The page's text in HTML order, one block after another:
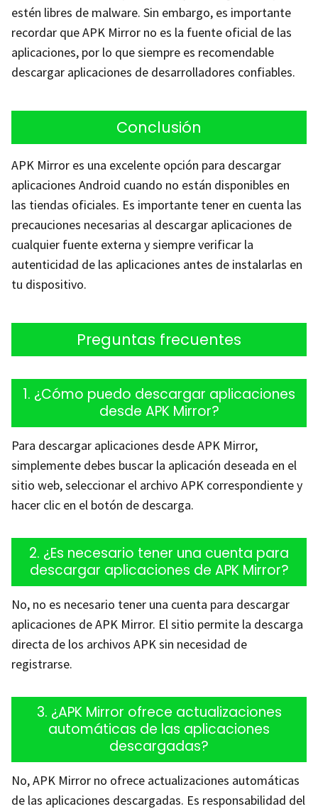
estén libres de malware. Sin embargo, es importante
recordar que APK Mirror no es la fuente oficial de las
aplicaciones, por lo que siempre es recomendable
descargar aplicaciones de desarrolladores confiables.
Conclusión
APK Mirror es una excelente opción para descargar
aplicaciones Android cuando no están disponibles en
las tiendas oficiales. Es importante tener en cuenta las
precauciones necesarias al descargar aplicaciones de
cualquier fuente externa y siempre verificar la
autenticidad de las aplicaciones antes de instalarlas en
tu dispositivo.
Preguntas frecuentes
1. ¿Cómo puedo descargar aplicaciones
desde APK Mirror?
Para descargar aplicaciones desde APK Mirror,
simplemente debes buscar la aplicación deseada en el
sitio web, seleccionar el archivo APK correspondiente y
hacer clic en el botón de descarga.
2. ¿Es necesario tener una cuenta para
descargar aplicaciones de APK Mirror?
No, no es necesario tener una cuenta para descargar
aplicaciones de APK Mirror. El sitio permite la descarga
directa de los archivos APK sin necesidad de
registrarse.
3. ¿APK Mirror ofrece actualizaciones
automáticas de las aplicaciones
descargadas?
No, APK Mirror no ofrece actualizaciones automáticas
de las aplicaciones descargadas. Es responsabilidad del